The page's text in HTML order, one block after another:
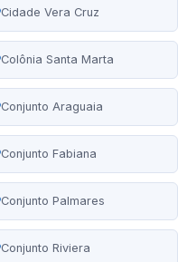
Cidade Vera Cruz
Colônia Santa Marta
Conjunto Araguaia
Conjunto Fabiana
Conjunto Palmares
Conjunto Riviera